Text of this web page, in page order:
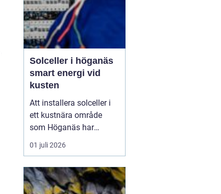
Solceller i höganäs
smart energi vid
kusten
Att installera solceller i
ett kustnära område
som Höganäs har
många fördelar. Du får
lägre elkostnader,
klimatpåverkan och gör
din fastighet mer
01 juli 2026